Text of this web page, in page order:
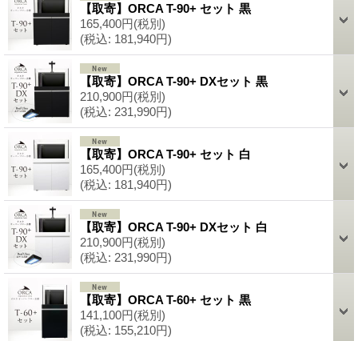
【取寄】ORCA T-90+ セット 黒
165,400円(税別)
(税込: 181,940円)
【取寄】ORCA T-90+ DXセット 黒
210,900円(税別)
(税込: 231,990円)
【取寄】ORCA T-90+ セット 白
165,400円(税別)
(税込: 181,940円)
【取寄】ORCA T-90+ DXセット 白
210,900円(税別)
(税込: 231,990円)
【取寄】ORCA T-60+ セット 黒
141,100円(税別)
(税込: 155,210円)